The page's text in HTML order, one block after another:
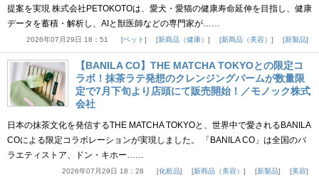
提案を実現 株式会社PETOKOTOは、愛犬・愛猫の健康寿命延伸を目指し、健康
データを蓄積・解析し、AIと獣医師などの専門家が……
2026年07月29日 18：51 ペット 新商品（健康） 新商品（美容） 新製品
【BANILA CO】THE MATCHA TOKYOとの限定コ
ラボ！抹茶ラテ発想のクレンジングバームが数量限
定で7月下旬より店頭にて販売開始！／モノック株式
会社
日本の抹茶文化を発信するTHE MATCHA TOKYOと、世界中で愛されるBANILA
COによる限定コラボレーションが実現しました。 「BANILA CO」は全国のバ
ラエティストア、ドン・キホー……
2026年07月29日 18：28 化粧品 新商品（美容） 新製品 美容